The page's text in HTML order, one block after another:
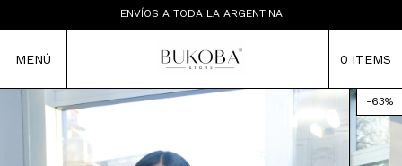
ENVÍOS A TODA LA ARGENTINA
MENÚ 0 ITEMS
-63%